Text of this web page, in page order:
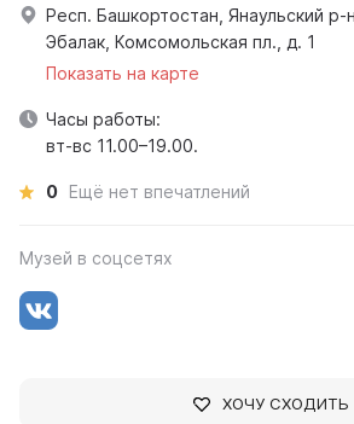
Респ. Башкортостан, Янаульский
Эбалак, Комсомольская пл., д. 1
Показать на карте
Часы работы:
вт-вс 11.00–19.00.
0 Ещё нет впечатлений
Музей в соцсетях
ХОЧУ СХОДИТЬ